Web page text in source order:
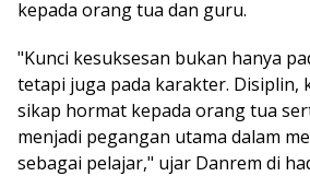
kepada orang tua dan guru.
"Kunci kesuksesan bukan hanya
tetapi juga pada karakter. Disiplin,
sikap hormat kepada orang tua
menjadi pegangan utama dalam
sebagai pelajar," ujar Danrem di